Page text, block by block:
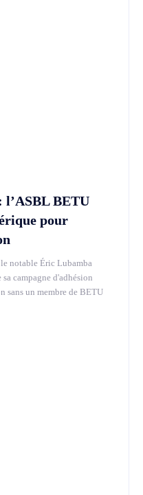
l’ASBL BETU
pour
notable Éric Lubamba
campagne d'adhésion
sans un membre de BETU